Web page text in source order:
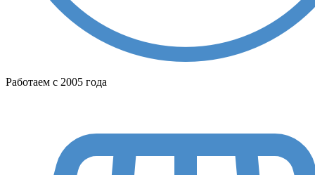
Работаем с 2005 года